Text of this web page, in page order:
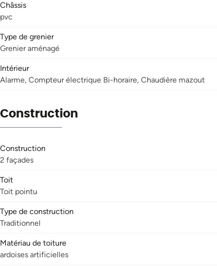
Châssis
pvc
Type de grenier
Grenier aménagé
Intérieur
Alarme, Compteur électrique Bi-horaire, Chaudière mazout
Construction
Construction
2 façades
Toit
Toit pointu
Type de construction
Traditionnel
Matériau de toiture
ardoises artificielles